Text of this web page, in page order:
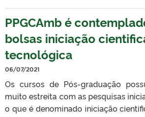
PPGCAmb é
bolsas iniciação
tecnológica
06/07/2021
Os cursos de Pós-graduação
muito estreita com as pesquisas
o que é denominado iniciação